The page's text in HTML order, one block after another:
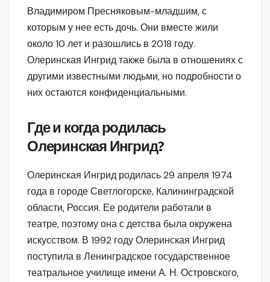
Владимиром Пресняковым-младшим, с
которым у нее есть дочь. Они вместе жили
около 10 лет и разошлись в 2018 году.
Олеринская Ингрид также была в отношениях с
другими известными людьми, но подробности о
них остаются конфиденциальными.
Где и когда родилась
Олеринская Ингрид?
Олеринская Ингрид родилась 29 апреля 1974
года в городе Светлогорске, Калининградской
области, Россия. Ее родители работали в
театре, поэтому она с детства была окружена
искусством. В 1992 году Олеринская Ингрид
поступила в Ленинградское государственное
театральное училище имени А. Н. Островского,